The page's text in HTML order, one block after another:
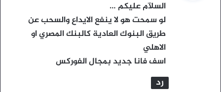
ل
السلآم عليكم …
لو سمحت هو لا ينفع الايداع والسحب عن
طريق البنوك العادية كالبنك المصري او
الاهلي
اسف فانا جديد بمجال الفوركس
رد